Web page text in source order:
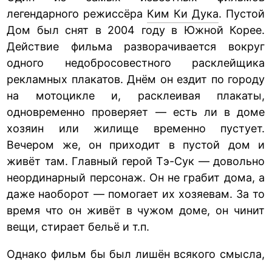
легендарного режиссёра Ким Ки Дука. Пустой
Дом был снят в 2004 году в Южной Корее.
Действие фильма разворачивается вокруг
одного недобросовестного расклейщика
рекламных плакатов. Днём он ездит по городу
на мотоцикле и, расклеивая плакаты,
одновременно проверяет — есть ли в доме
хозяин или жилище временно пустует.
Вечером же, он приходит в пустой дом и
живёт там. Главный герой Тэ-Сук — довольно
неординарный персонаж. Он не грабит дома, а
даже наоборот — помогает их хозяевам. За то
время что он живёт в чужом доме, он чинит
вещи, стирает бельё и т.п.
Однако фильм бы был лишён всякого смысла,